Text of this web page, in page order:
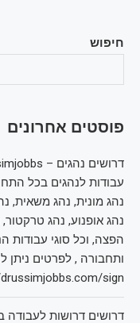
חיפוש
פוסטים אחרונים
עבודות לנהגים בכל
נהג מונית, נהג משאית,
נהג אופנוע, נהג טרקטור,
הפצה, וכל סוגי עבודות
ותחבורה , לפרטים ניתן
sign/